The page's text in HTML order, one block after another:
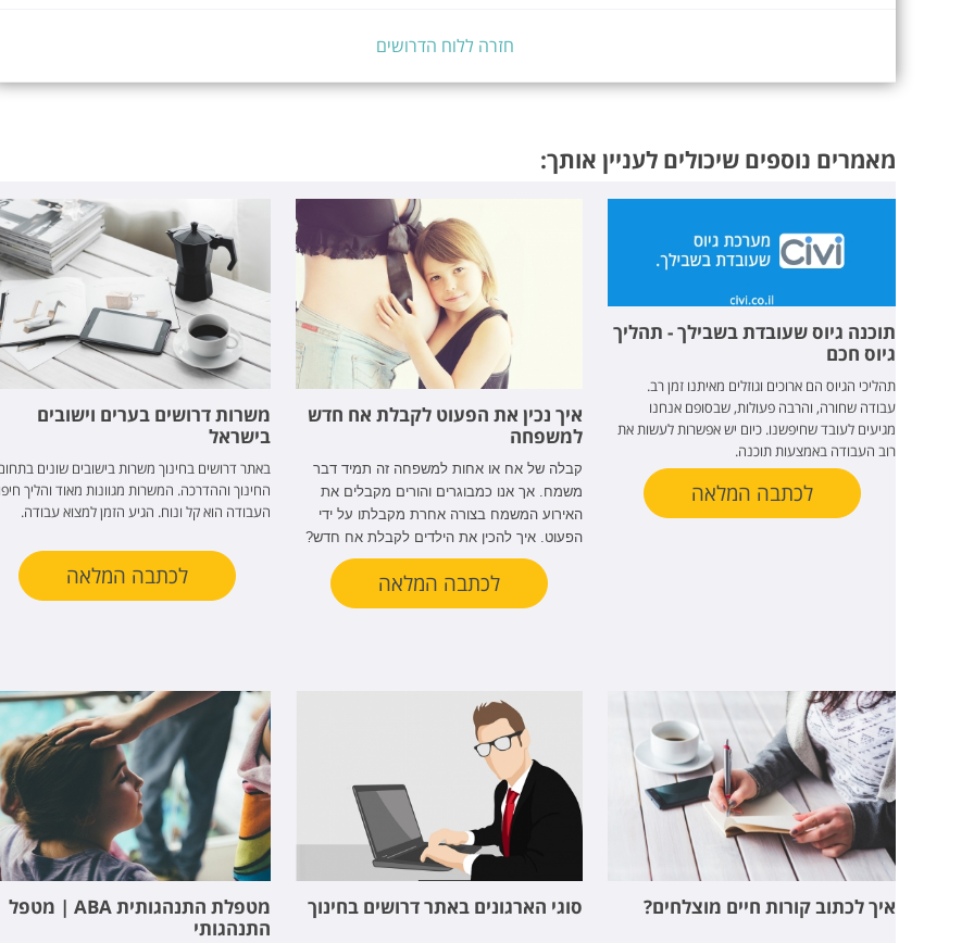
חזרה ללוח הדרושים
מאמרים נוספים שיכולים לעניין אותך:
תוכנה גיוס שעובדת בשבילך - תהליך
גיוס חכם
תהליכי הגיוס הם ארוכים וגוזלים מאיתנו זמן רב.
עבודה שחורה, והרבה פעולות, שבסופם אנחנו
מגיעים לעובד שחיפשנו. כיום יש אפשרות לעשות את
רוב העבודה באמצעות תוכנה.
לכתבה המלאה
איך נכין את הפעוט לקבלת אח חדש
למשפחה
קבלה של אח או אחות למשפחה זה תמיד דבר
משמח. אך אנו כמבוגרים והורים מקבלים את
האירוע המשמח בצורה אחרת מקבלתו על ידי
הפעוט. איך להכין את הילדים לקבלת אח חדש?
לכתבה המלאה
משרות דרושים בערים וישובים
בישראל
באתר דרושים בחינוך משרות בישובים שונים
החינוך וההדרכה. המשרות מגוונות מאוד והליך
העבודה הוא קל ונוח. הגיע הזמן למצוא עבודה.
לכתבה המלאה
איך לכתוב קורות חיים מוצלחים? סוגי הארגונים באתר דרושים בחינוך
מטפלת התנהגותית ABA | מטפל
התנהגותי